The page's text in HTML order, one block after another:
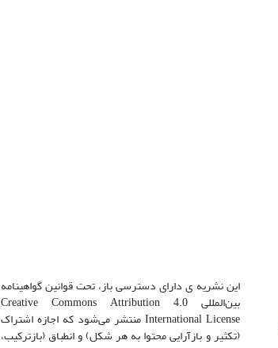
این نشریه ی دارای دسترسی باز، تحت قوانین گواهینامه
بین‌المللی Creative Commons Attribution 4.0
International License منتشر می‌شود که اجازه اشتراک
(تکثیر و بازآرایی محتوا به هر شکل) و انطباق (بازترکیب،